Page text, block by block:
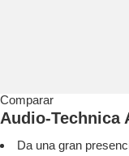
Comparar
Audio-Technica
Da una gran